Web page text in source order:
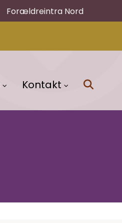
Forældreintra Nord
Kontakt